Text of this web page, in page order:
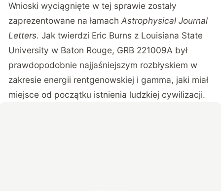
Wnioski wyciągnięte w tej sprawie zostały
zaprezentowane na łamachAstrophysical Journal
Letters. Jak twierdzi Eric Burns z Louisiana State
University w Baton Rouge, GRB 221009A był
prawdopodobnie najjaśniejszym rozbłyskiem w
zakresie energii rentgenowskiej i gamma, jaki miał
miejsce od początku istnienia ludzkiej cywilizacji.